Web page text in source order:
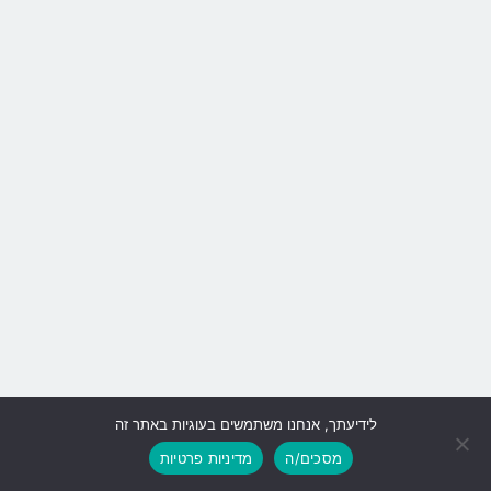
גלילה
לראש
לידיעתך, אנחנו משתמשים בעוגיות באתר זה
מסכים/ה
מדיניות פרטיות